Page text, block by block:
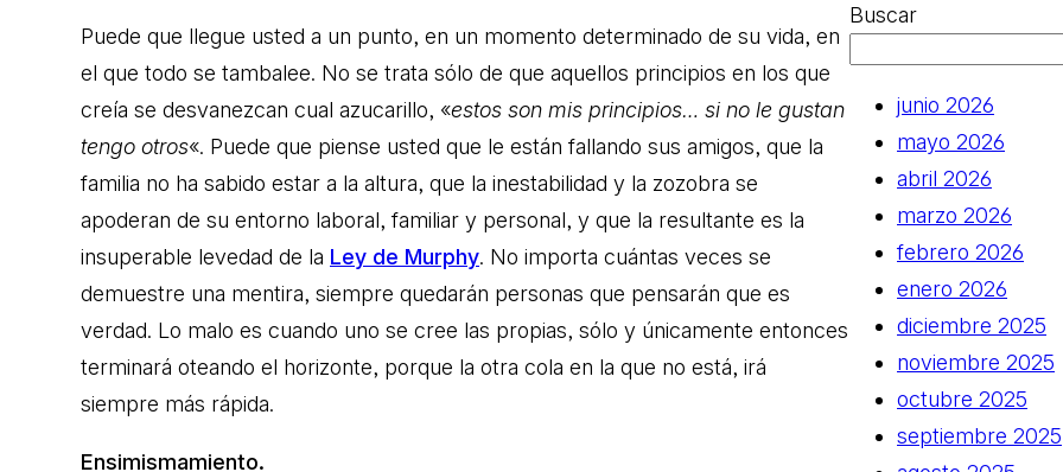
Puede que llegue usted a un punto, en un momento determinado de su vida, en
el que todo se tambalee. No se trata sólo de que aquellos principios en los que
creía se desvanezcan cual azucarillo, «estos son mis principios… si no le gustan
tengo otros«. Puede que piense usted que le están fallando sus amigos, que la
familia no ha sabido estar a la altura, que la inestabilidad y la zozobra se
apoderan de su entorno laboral, familiar y personal, y que la resultante es la
insuperable levedad de la Ley de Murphy. No importa cuántas veces se
demuestre una mentira, siempre quedarán personas que pensarán que es
verdad. Lo malo es cuando uno se cree las propias, sólo y únicamente entonces
terminará oteando el horizonte, porque la otra cola en la que no está, irá
siempre más rápida.
Ensimismamiento.
Buscar
junio 2026
mayo 2026
abril 2026
marzo 2026
febrero 2026
enero 2026
diciembre 2025
noviembre 2025
octubre 2025
septiembre 2025